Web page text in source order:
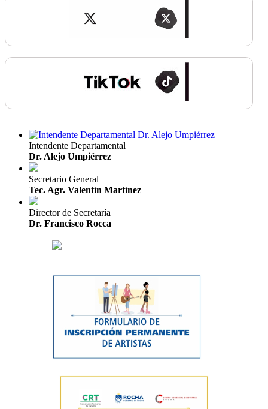
Intendente Departamental
Dr. Alejo Umpiérrez
Secretario General
Tec. Agr. Valentín Martínez
Director de Secretaría
Dr. Francisco Rocca